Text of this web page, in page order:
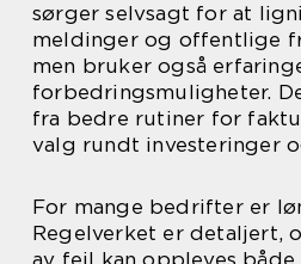
sørger selvsagt for at
meldinger og offentlige
men bruker også
forbedringsmuligheter.
fra bedre rutiner for
valg rundt investeringer
For mange bedrifter er
Regelverket er detaljert,
av feil kan oppleves